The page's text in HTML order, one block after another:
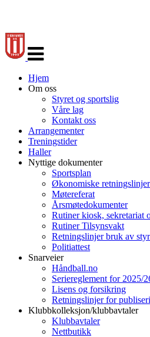
navigasjon
Hjem
Om oss
Styret og sportslig
Våre lag
Kontakt oss
Arrangementer
Treningstider
Haller
Nyttige dokumenter
Sportsplan
Økonomiske retningslinjer
Møtereferat
Årsmøtedokumenter
Rutiner kiosk, sekretariat
Rutiner Tilsynsvakt
Retningslinjer bruk av
Politiattest
Snarveier
Håndball.no
Seriereglement for 2025/
Lisens og forsikring
Retningslinjer for
Klubbkolleksjon/klubbavtaler
Klubbavtaler
Nettbutikk